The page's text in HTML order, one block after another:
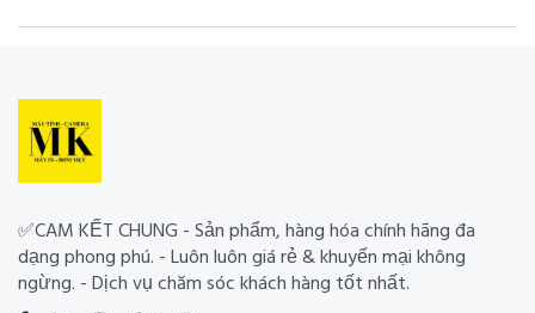
✅CAM KẾT CHUNG - Sản phẩm, hàng hóa chính hãng đa
dạng phong phú. - Luôn luôn giá rẻ & khuyến mại không
ngừng. - Dịch vụ chăm sóc khách hàng tốt nhất.